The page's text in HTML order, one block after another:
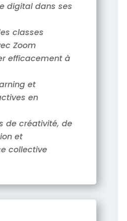
digital dans ses
classes
Zoom
efficacement à
et
en
de créativité, de
et
collective